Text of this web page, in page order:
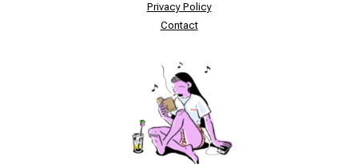
Privacy Policy
Contact